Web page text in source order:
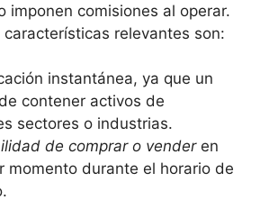
imponen comisiones ​al ‌operar.
relevantes son:
instantánea,‌ ya que un
contener activos de
sectores ​o⁢ industrias.
de ⁣comprar o venderen
⁤momento durante el horario⁢ de⁢